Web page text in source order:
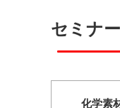
セミナ
化学素